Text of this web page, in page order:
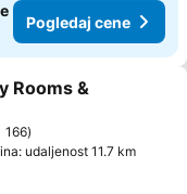
Pogledaj cene
favorite
Rooms &
166
udaljenost 11.7 km